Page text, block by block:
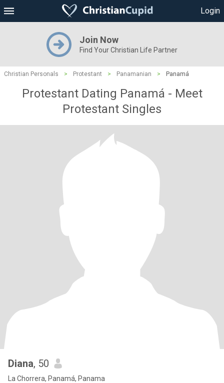
Login
Join Now
Find Your Christian Life Partner
Christian Personals > Protestant > Panamanian > Panamá
Protestant Dating Panamá - Meet
Protestant Singles
Diana, 50
La Chorrera, Panamá, Panama